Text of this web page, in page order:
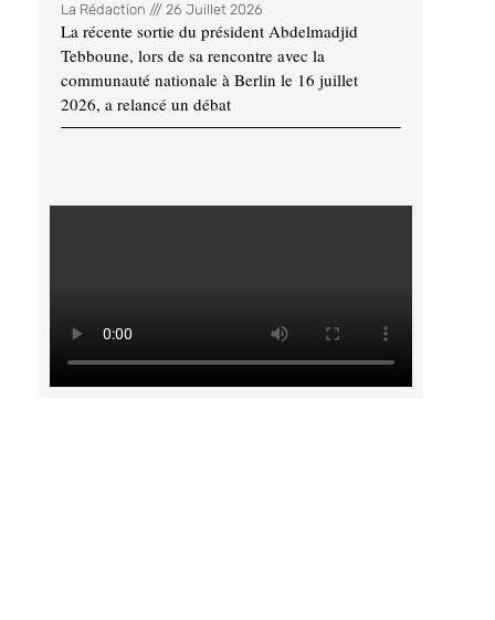
La Rédaction 26 Juillet 2026
La récente sortie du président Abdelmadjid
Tebboune, lors de sa rencontre avec la
communauté nationale à Berlin le 16 juillet
2026, a relancé un débat